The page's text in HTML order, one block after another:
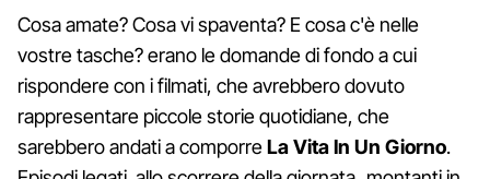
Cosa amate? Cosa vi spaventa? E cosa c'è nelle
vostre tasche? erano le domande di fondo a cui
rispondere con i filmati, che avrebbero dovuto
rappresentare piccole storie quotidiane, che
sarebbero andati a comporreLa Vita In Un Giorno.